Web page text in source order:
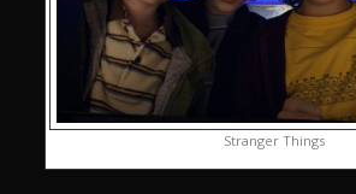
Stranger Things